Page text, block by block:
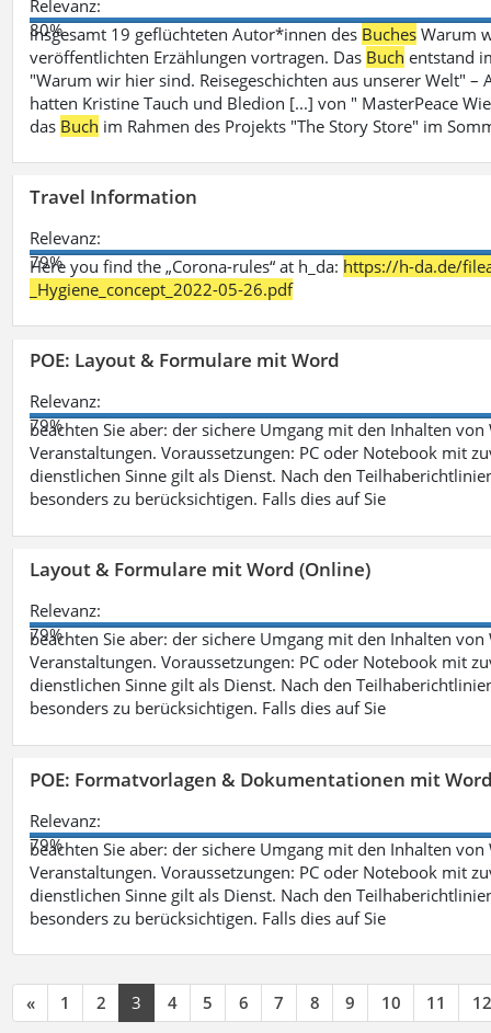
Relevanz:
80%
insgesamt 19 geflüchteten Autor*innen des Buches Warum
veröffentlichten Erzählungen vortragen. Das Buch entstand
"Warum wir hier sind. Reisegeschichten aus unserer Welt"
hatten Kristine Tauch und Bledion [...] von " MasterPeace
das Buch im Rahmen des Projekts "The Story Store" im
Travel Information
Relevanz:
79%
Here you find the „Corona-rules“ at h_da: https://h-da.de/
_Hygiene_concept_2022-05-26.pdf
POE: Layout & Formulare mit Word
Relevanz:
79%
beachten Sie aber: der sichere Umgang mit den Inhalten
Veranstaltungen. Voraussetzungen: PC oder Notebook mit
dienstlichen Sinne gilt als Dienst. Nach den
besonders zu berücksichtigen. Falls dies auf Sie
Layout & Formulare mit Word (Online)
Relevanz:
79%
beachten Sie aber: der sichere Umgang mit den Inhalten
Veranstaltungen. Voraussetzungen: PC oder Notebook mit
dienstlichen Sinne gilt als Dienst. Nach den
besonders zu berücksichtigen. Falls dies auf Sie
POE: Formatvorlagen & Dokumentationen mit
Relevanz:
79%
beachten Sie aber: der sichere Umgang mit den Inhalten
Veranstaltungen. Voraussetzungen: PC oder Notebook mit
dienstlichen Sinne gilt als Dienst. Nach den
besonders zu berücksichtigen. Falls dies auf Sie
« 1 2 3 4 5 6 7 8 9 10 11 12